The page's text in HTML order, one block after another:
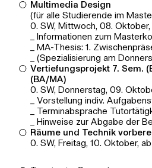
Multimedia Design
(für alle Studierende im
0. SW, Mittwoch, 08. Oktober,
_ Informationen zum
_ MA-Thesis: 1.
_ (Spezialisierung am
Vertiefungsprojekt 7. Sem.
(BA/MA)
0. SW, Donnerstag, 09.
_ Vorstellung indiv.
_ Terminabsprache
_ Hinweise zur Abgabe der
Räume und Technik
0. SW, Freitag, 10. Oktober,